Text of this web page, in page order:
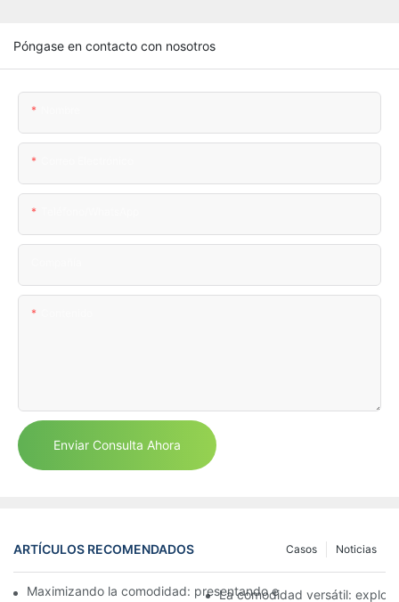
Póngase en contacto con nosotros
Enviar Consulta Ahora
ARTÍCULOS RECOMENDADOS Noticias
Casos
Maximizando la comodidad: presentando el ingenioso
La comodidad versátil: